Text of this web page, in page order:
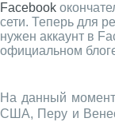
Facebook
сети. Теперь для
нужен аккаунт в
официальном
На данный
США, Перу и